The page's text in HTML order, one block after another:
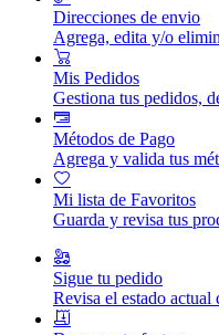
Direcciones de envio
Agrega, edita y/o
Mis Pedidos
Gestiona tus pedidos,
Métodos de Pago
Agrega y valida tus
Mi lista de Favoritos
Guarda y revisa tus
Sigue tu pedido
Revisa el estado actual